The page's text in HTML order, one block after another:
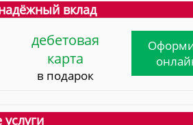
вклад
дебетовая
карта
в подарок